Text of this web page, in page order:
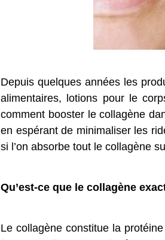
Depuis quelques années les
alimentaires, lotions pour le
comment booster le collagène
en espérant de minimaliser les
si l’on absorbe tout le collagène
Qu’est-ce que le collagène
Le collagène constitue la